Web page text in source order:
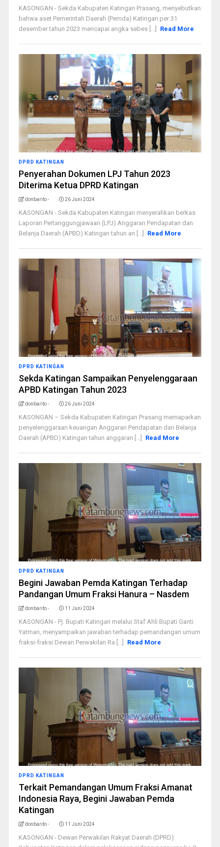
KASONGAN - Sekda Kabupaten Katingan Prasang, menyebutkan
bahwa aset Pemerintah Daerah (Pemda) Katingan per 31
desember tahun 2023 mencapai angka sebes [...]
Read More
DPRD KATINGAN
Penyerahan Dokumen LPJ Tahun 2023
Diterima Ketua DPRD Katingan
donbarito - 26 Juni 2024
KASONGAN - Sekda Kabupaten Katingan menyerahkan berkas
Laporan Pertanggungjawaan (LPJ) Anggaran Pendapatan dan
Belanja Daerah (APBD) Katingan tahun an [...]
Read More
DPRD KATINGAN
Sekda Katingan Sampaikan Penyelenggaraan
APBD Katingan Tahun 2023
donbarito - 26 Juni 2024
KASONGAN – Sekda Kabupaten Katingan Prasang memaparkan
penyelenggaraan keuangan Anggaran Pendapatan dan Belanja
Daerah (APBD) Katingan tahun anggaran [...]
Read More
DPRD KATINGAN
Begini Jawaban Pemda Katingan Terhadap
Pandangan Umum Fraksi Hanura – Nasdem
donbarito - 11 Juni 2024
KASONGAN - Pj. Bupati Katingan melalui Staf Ahli Bupati Ganti
Yatman, menyampaikan jawaban terhadap pemandangan umum
fraksi-fraksi Dewan Perwakilan Ra [...]
Read More
DPRD KATINGAN
Terkait Pemandangan Umum Fraksi Amanat
Indonesia Raya, Begini Jawaban Pemda
Katingan
donbarito - 11 Juni 2024
KASONGAN - Dewan Perwakilan Rakyat Daerah (DPRD)